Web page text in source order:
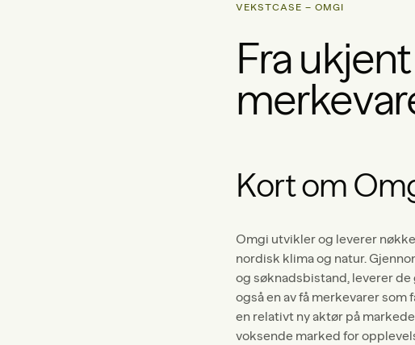
VEKSTCASE – OMGI
Fra
Kort om
Omgi utvikler og leverer
nordisk klima og natur.
og søknadsbistand, leverer
også en av få merkevarer
en relativt ny aktør på
voksende marked for